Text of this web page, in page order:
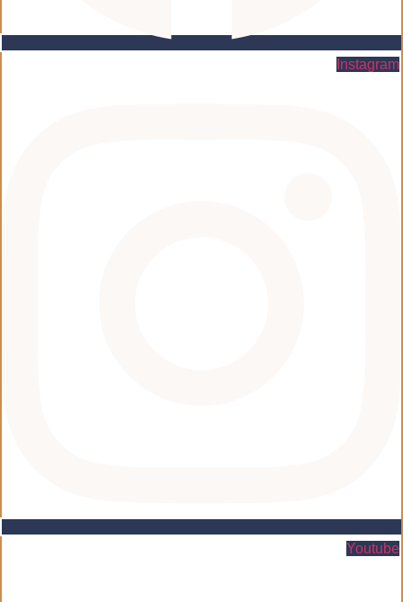
Instagram
Youtube